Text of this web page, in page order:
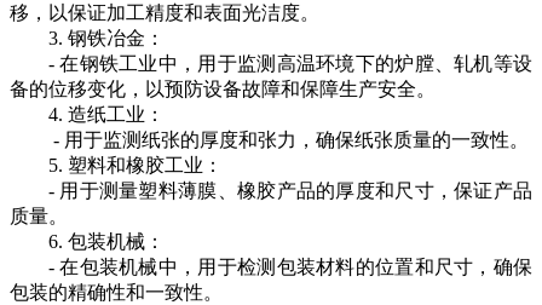
移，以保证加工精度和表面光洁度。
3. 钢铁冶金：
- 在钢铁工业中，用于监测高温环境下的炉膛、轧机等设
备的位移变化，以预防设备故障和保障生产安全。
4. 造纸工业：
- 用于监测纸张的厚度和张力，确保纸张质量的一致性。
5. 塑料和橡胶工业：
- 用于测量塑料薄膜、橡胶产品的厚度和尺寸，保证产品
质量。
6. 包装机械：
- 在包装机械中，用于检测包装材料的位置和尺寸，确保
包装的精确性和一致性。